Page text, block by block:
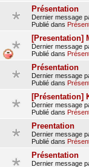
Présentation
Dernier message
Publié dans
[Presentation]
Dernier message
Publié dans
Présentation
Dernier message
Publié dans
[Présentation]
Dernier message
Publié dans
Preentation
Dernier message
Publié dans
Présentation
Dernier message